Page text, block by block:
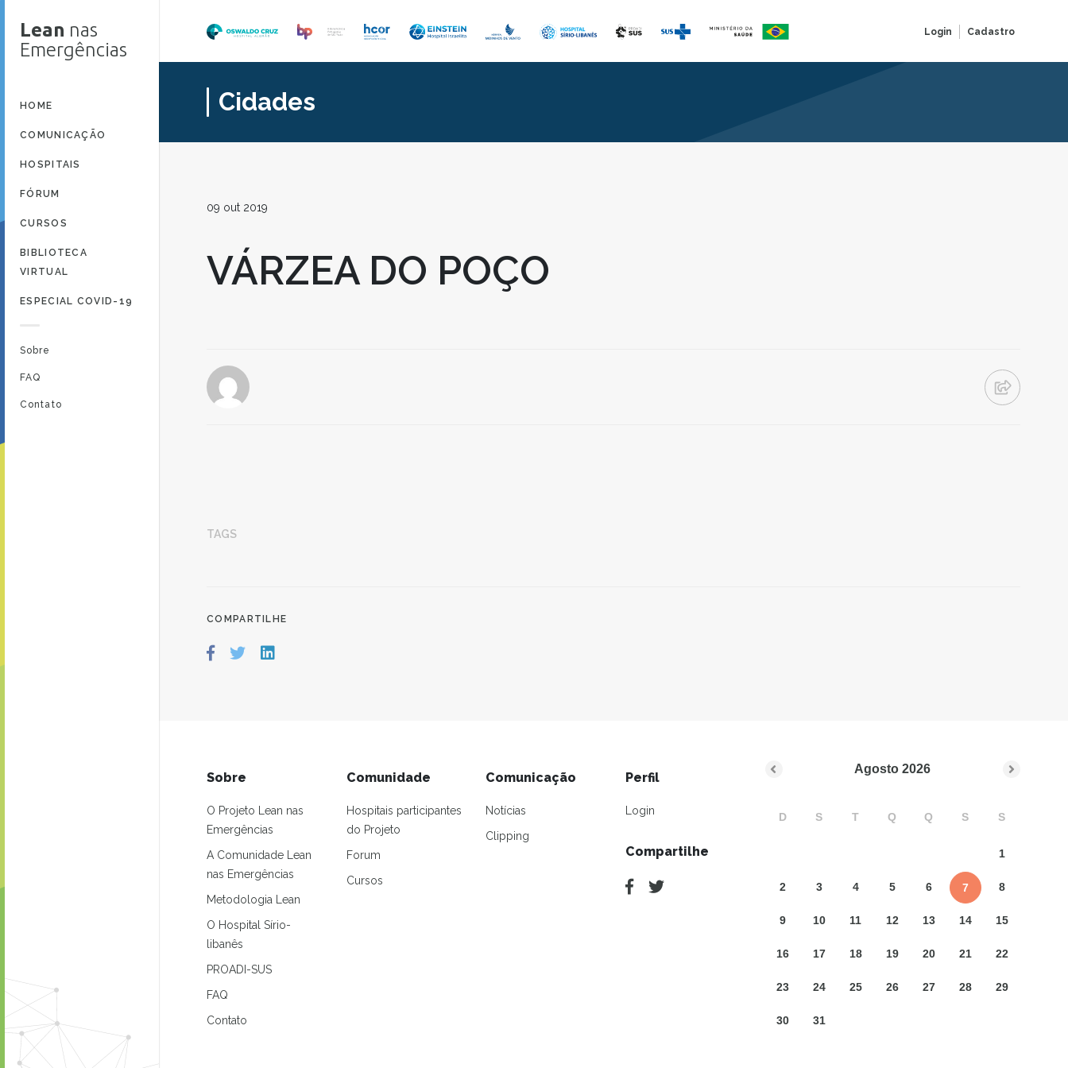
Login Cadastro
Lean nas
Emergências
HOME
COMUNICAÇÃO
HOSPITAIS
FÓRUM
CURSOS
BIBLIOTECA
VIRTUAL
ESPECIAL COVID-19
Sobre
FAQ
Contato
Cidades
09 out 2019
VÁRZEA DO POÇO
TAGS
COMPARTILHE
Sobre
O Projeto Lean nas
Emergências
A Comunidade Lean
nas Emergências
Metodologia Lean
O Hospital Sírio-
libanês
PROADI-SUS
FAQ
Contato
Comunidade
Hospitais participantes
do Projeto
Forum
Cursos
Comunicação
Notícias
Clipping
Perfil
Login
Compartilhe
Agosto 2026
D S T Q Q S S
1
2 3 4 5 6 7 8
9 10 11 12 13 14 15
16 17 18 19 20 21 22
23 24 25 26 27 28 29
30 31